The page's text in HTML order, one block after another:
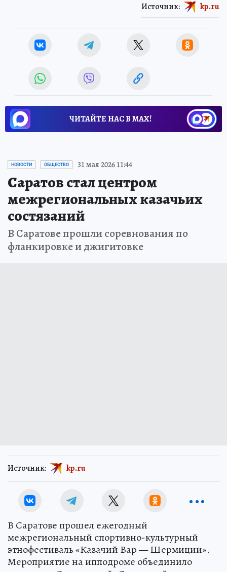
Источник: kp.ru
ЧИТАЙТЕ НАС В МАХ!
НОВОСТИ ОБЩЕСТВО 31 мая 2026 11:44
Саратов стал центром
межрегиональных казачьих
состязаний
В Саратове прошли соревнования по
фланкировке и джигитовке
Источник: kp.ru
В Саратове прошел ежегодный
межрегиональный спортивно-культурный
этнофестиваль «Казачий Вар — Шермиции».
Мероприятие на ипподроме объединило